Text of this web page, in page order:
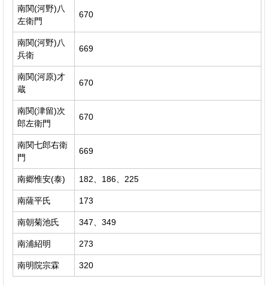
南関(河野)八
左衛門
670
南関(河野)八
兵衛
669
南関(河原)才
蔵
670
南関(津留)次
郎左衛門
670
南関七郎右衛
門
669
南郷惟安(泰) 182、186、225
南薩平氏 173
南朝菊池氏 347、349
南浦紹明 273
南明院宗霖 320